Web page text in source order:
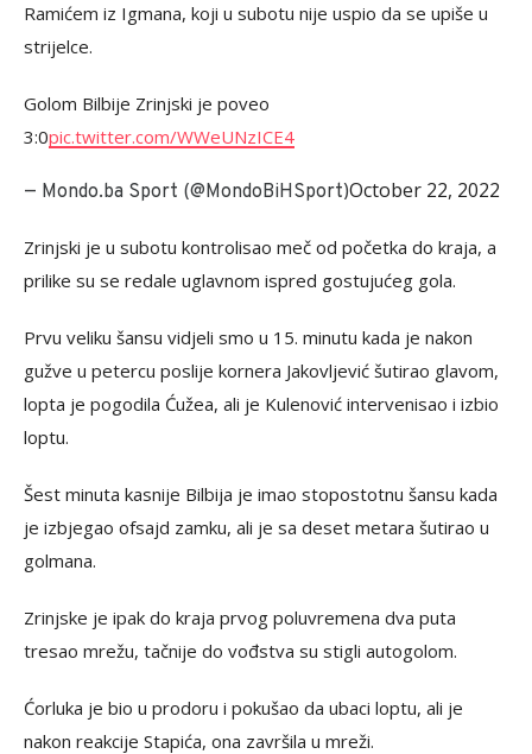
Ramićem iz Igmana, koji u subotu nije uspio da se upiše u
strijelce.
Golom Bilbije Zrinjski je poveo
3:0pic.twitter.com/WWeUNzICE4
— Mondo.ba Sport (@MondoBiHSport)October 22, 2022
Zrinjski je u subotu kontrolisao meč od početka do kraja, a
prilike su se redale uglavnom ispred gostujućeg gola.
Prvu veliku šansu vidjeli smo u 15. minutu kada je nakon
gužve u petercu poslije kornera Jakovljević šutirao glavom,
lopta je pogodila Ćužea, ali je Kulenović intervenisao i izbio
loptu.
Šest minuta kasnije Bilbija je imao stopostotnu šansu kada
je izbjegao ofsajd zamku, ali je sa deset metara šutirao u
golmana.
Zrinjske je ipak do kraja prvog poluvremena dva puta
tresao mrežu, tačnije do vođstva su stigli autogolom.
Ćorluka je bio u prodoru i pokušao da ubaci loptu, ali je
nakon reakcije Stapića, ona završila u mreži.